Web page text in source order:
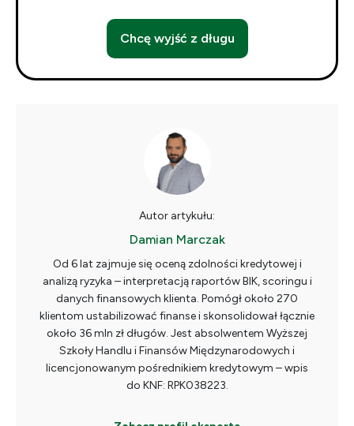
Chcę wyjść z długu
Autor artykułu:
Damian Marczak
Od 6 lat zajmuje się oceną zdolności kredytowej i
analizą ryzyka – interpretacją raportów BIK, scoringu i
danych finansowych klienta. Pomógł około 270
klientom ustabilizować finanse i skonsolidował łącznie
około 36 mln zł długów. Jest absolwentem Wyższej
Szkoły Handlu i Finansów Międzynarodowych i
licencjonowanym pośrednikiem kredytowym – wpis
do KNF: RPK038223.